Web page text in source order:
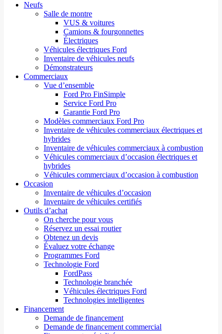
Neufs
Salle de montre
VUS & voitures
Camions & fourgonnettes
Électriques
Véhicules électriques Ford
Inventaire de véhicules neufs
Démonstrateurs
Commerciaux
Vue d’ensemble
Ford Pro FinSimple
Service Ford Pro
Garantie Ford Pro
Modèles commerciaux Ford Pro
Inventaire de véhicules commerciaux électriques et
hybrides
Inventaire de véhicules commerciaux à combustion
Véhicules commerciaux d’occasion électriques et
hybrides
Véhicules commerciaux d’occasion à combustion
Occasion
Inventaire de véhicules d’occasion
Inventaire de véhicules certifiés
Outils d’achat
On cherche pour vous
Réservez un essai routier
Obtenez un devis
Évaluez votre échange
Programmes Ford
Technologie Ford
FordPass
Technologie branchée
Véhicules électriques Ford
Technologies intelligentes
Financement
Demande de financement
Demande de financement commercial